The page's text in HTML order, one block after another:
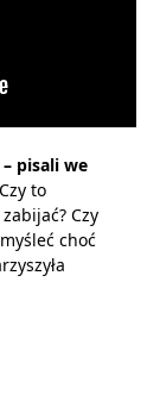
pisali we
Czy to
Czy
choć